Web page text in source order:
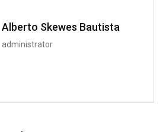
Alberto Skewes Bautista
administrator